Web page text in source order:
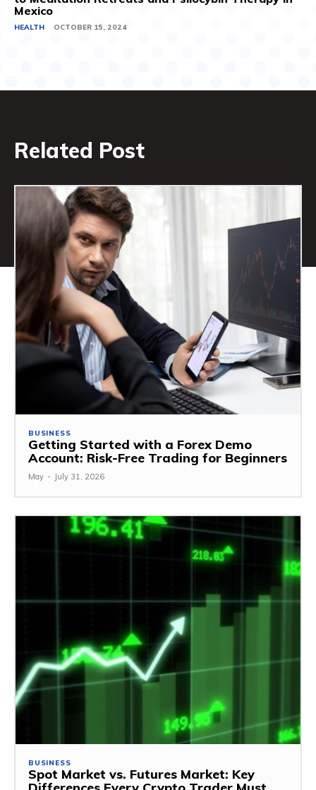
Mexico
HEALTH OCTOBER 15, 2024
Related Post
BUSINESS
Getting Started with a Forex Demo
Account: Risk-Free Trading for Beginners
May - July 31, 2026
BUSINESS
Spot Market vs. Futures Market: Key